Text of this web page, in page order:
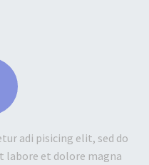
adi pisicing elit, sed do
labore et dolore magna